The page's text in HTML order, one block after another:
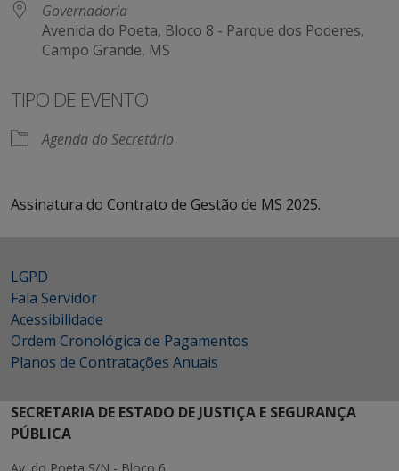
Governadoria
Avenida do Poeta, Bloco 8 - Parque dos Poderes,
Campo Grande, MS
TIPO DE EVENTO
Agenda do Secretário
Assinatura do Contrato de Gestão de MS 2025.
LGPD
Fala Servidor
Acessibilidade
Ordem Cronológica de Pagamentos
Planos de Contratações Anuais
SECRETARIA DE ESTADO DE JUSTIÇA E SEGURANÇA
PÚBLICA